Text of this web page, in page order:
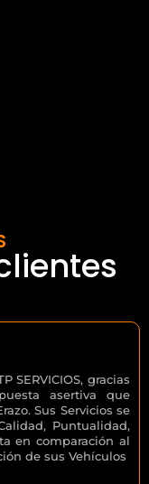
SERVICIOS, gracias
asertiva que
Sus Servicios se
Puntualidad,
en comparación al
de sus Vehículos